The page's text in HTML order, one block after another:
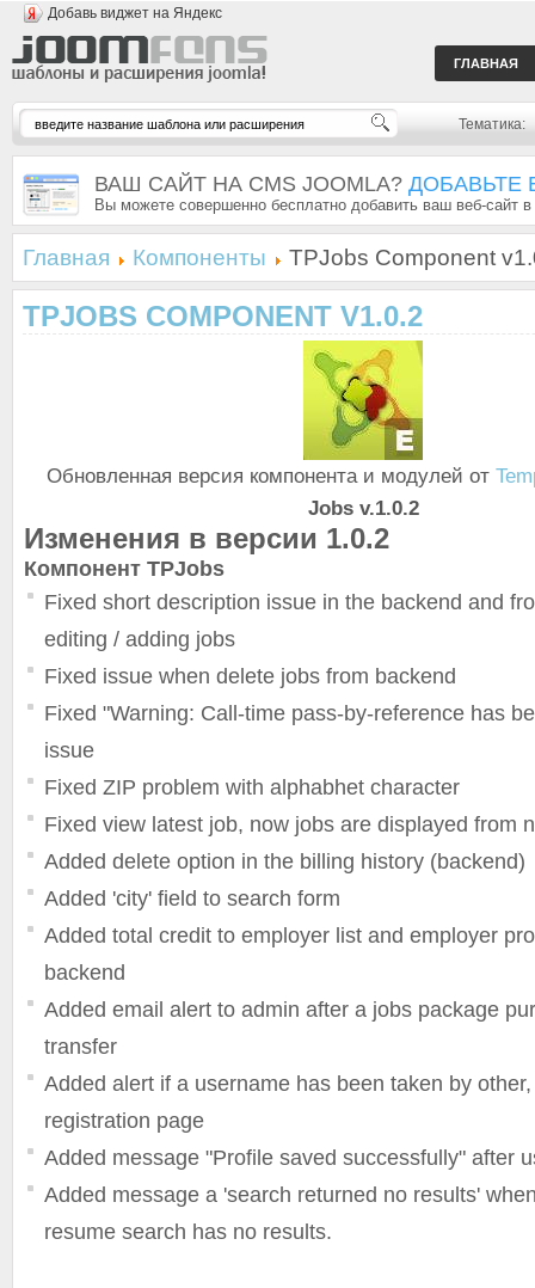
Добавь виджет на Яндекс
ГЛАВНАЯ
Тематика:
ВАШ САЙТ НА CMS JOOMLA? ДОБАВЬТЕ
Вы можете совершенно бесплатно добавить ваш веб-сайт
Главная Компоненты TPJobs Component
TPJOBS COMPONENT V1.0.2
Обновленная версия компонента и модулей от
Jobs v.1.0.2
Изменения в версии 1.0.2
Компонент TPJobs
Fixed short description issue in the backend and
editing / adding jobs
Fixed issue when delete jobs from backend
Fixed "Warning: Call-time pass-by-reference has
issue
Fixed ZIP problem with alphabhet character
Fixed view latest job, now jobs are displayed from
Added delete option in the billing history (backend)
Added 'city' field to search form
Added total credit to employer list and employer
backend
Added email alert to admin after a jobs package
transfer
Added alert if a username has been taken by
registration page
Added message "Profile saved successfully" after
Added message a 'search returned no results'
resume search has no results.